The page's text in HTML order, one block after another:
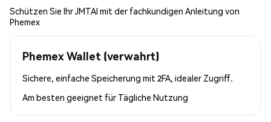
Schützen Sie Ihr JMTAI mit der fachkundigen Anleitung von
Phemex
Phemex Wallet (verwahrt)
Sichere, einfache Speicherung mit 2FA, idealer Zugriff.
Am besten geeignet für Tägliche Nutzung